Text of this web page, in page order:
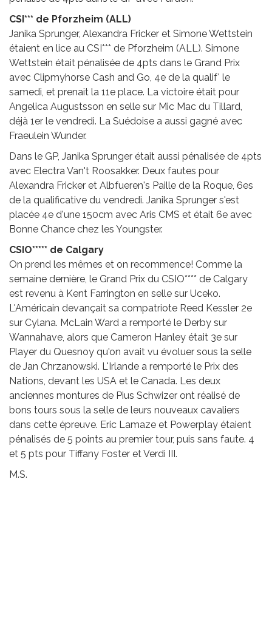
CSI*** de Pforzheim (ALL)
Janika Sprunger, Alexandra Fricker et Simone Wettstein
étaient en lice au CSI*** de Pforzheim (ALL). Simone
Wettstein était pénalisée de 4pts dans le Grand Prix
avec Clipmyhorse Cash and Go, 4e de la qualif' le
samedi, et prenait la 11e place. La victoire était pour
Angelica Augustsson en selle sur Mic Mac du Tillard,
déjà 1er le vendredi. La Suédoise a aussi gagné avec
Fraeulein Wunder.
Dans le GP, Janika Sprunger était aussi pénalisée de 4pts
avec Electra Van't Roosakker. Deux fautes pour
Alexandra Fricker et Albfueren's Paille de la Roque, 6es
de la qualificative du vendredi. Janika Sprunger s'est
placée 4e d'une 150cm avec Aris CMS et était 6e avec
Bonne Chance chez les Youngster.
CSIO***** de Calgary
On prend les mêmes et on recommence! Comme la
semaine dernière, le Grand Prix du CSIO**** de Calgary
est revenu à Kent Farrington en selle sur Uceko.
L'Américain devançait sa compatriote Reed Kessler 2e
sur Cylana. McLain Ward a remporté le Derby sur
Wannahave, alors que Cameron Hanley était 3e sur
Player du Quesnoy qu'on avait vu évoluer sous la selle
de Jan Chrzanowski. L'Irlande a remporté le Prix des
Nations, devant les USA et le Canada. Les deux
anciennes montures de Pius Schwizer ont réalisé de
bons tours sous la selle de leurs nouveaux cavaliers
dans cette épreuve. Eric Lamaze et Powerplay étaient
pénalisés de 5 points au premier tour, puis sans faute. 4
et 5 pts pour Tiffany Foster et Verdi III.
M.S.